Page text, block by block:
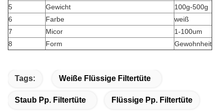
5
Gewicht
100g-500g
6
Farbe
weiß
7
Micor
1-100um
8
Form Gewohnheit
Tags: Weiße Flüssige Filtertüte
Staub Pp. Filtertüte Flüssige Pp. Filtertüte